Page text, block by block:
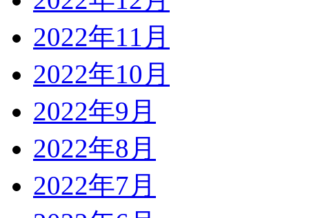
2022年11月
2022年10月
2022年9月
2022年8月
2022年7月